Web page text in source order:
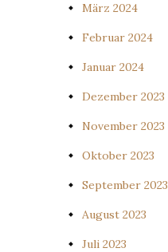
März 2024
Februar 2024
Januar 2024
Dezember 2023
November 2023
Oktober 2023
September 2023
August 2023
Juli 2023